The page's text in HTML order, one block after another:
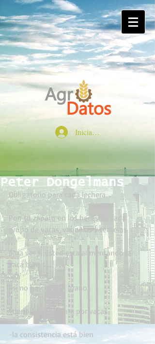
Iniciar sesión
Peter Dongelmans
Obligatorio para cada lechera....
Pon tu zapato en los heces de cada
grupo de vacas, vaquillas y terneras
para ver si usted esta alimentando la
vaca bien si...
-si no hay demás granos
-tiene 4-6cm altura por vacas
-la consistencia está bien